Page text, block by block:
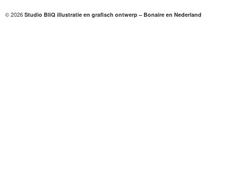
© 2026 Studio BliQ illustratie en grafisch ontwerp – Bonaire en Nederland